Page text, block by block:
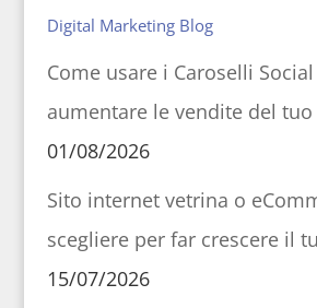
Digital Marketing Blog
Come usare i Caroselli
aumentare le vendite del
01/08/2026
Sito internet vetrina o
scegliere per far crescere il
15/07/2026